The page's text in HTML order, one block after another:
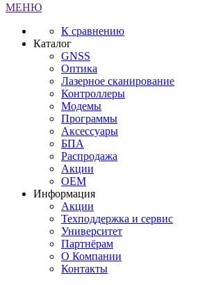
МЕНЮ
К сравнению
Каталог
GNSS
Оптика
Лазерное сканирование
Контроллеры
Модемы
Программы
Аксеcсуары
БПА
Распродажа
Акции
OEM
Информация
Акции
Техподдержка и сервис
Университет
Партнёрам
О Компании
Контакты